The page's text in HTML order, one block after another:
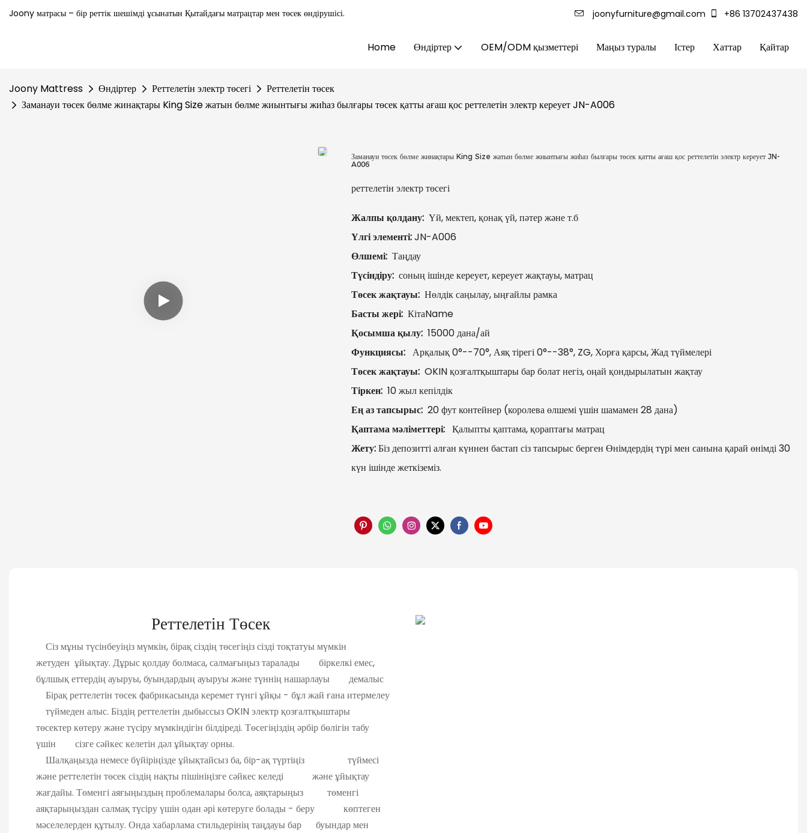
Joony матрасы – бір реттік шешімді ұсынатын Қытайдағы матрацтар мен төсек өндірушісі. joonyfurniture@gmail.com +86 13702437438
Home Өндіртер OEM/ODM қызметтері Маңыз туралы Істер Хаттар Қайтар
Joony Mattress Өндіртер Реттелетін электр төсегі
Реттелетін төсек
Заманауи төсек бөлме жинақтары King Size жатын бөлме жиынтығы жиһаз былғары төсек қатты ағаш қос реттелетін электр кереует JN-A006
Заманауи төсек бөлме жинақтары King Size жатын бөлме жиынтығы жиһаз былғары төсек қатты ағаш қос реттелетін электр кереует JN-
A006
реттелетін электр төсегі
Жалпы қолдану: Үй, мектеп, қонақ үй, пәтер және т.б
Үлгі элементі:JN-A006
Өлшемі: Таңдау
Түсіндіру: соның ішінде кереует, кереует жақтауы, матрац
Төсек жақтауы: Нөлдік саңылау, ыңғайлы рамка
Басты жері: КітаName
Қосымша қылу: 15000 дана/ай
Функциясы: Арқалық 0°--70°, Аяқ тірегі 0°--38°, ZG, Хорға қарсы, Жад түймелері
Төсек жақтауы: OKIN қозғалтқыштары бар болат негіз, оңай қондырылатын жақтау
Тіркен: 10 жыл кепілдік
Ең аз тапсырыс: 20 фут контейнер (королева өлшемі үшін шамамен 28 дана)
Қаптама мәліметтері: Қалыпты қаптама, қораптағы матрац
Жету:Біз депозитті алған күннен бастап сіз тапсырыс берген Өнімдердің түрі мен санына қарай өнімді 30
күн ішінде жеткіземіз.
Реттелетін Төсек
Сіз мұны түсінбеуіңіз мүмкін, бірақ сіздің төсегіңіз сізді тоқтатуы мүмкін
жетуден ұйықтау. Дұрыс қолдау болмаса, салмағыңыз таралады біркелкі емес,
бұлшық еттердің ауыруы, буындардың ауыруы және түннің нашарлауы демалыс
Бірақ реттелетін төсек фабрикасында керемет түнгі ұйқы - бұл жай ғана итермелеу
түймеден алыс. Біздің реттелетін дыбыссыз OKIN электр қозғалтқыштары
төсектер көтеру және түсіру мүмкіндігін білдіреді. Төсегіңіздің әрбір бөлігін табу
үшін сізге сәйкес келетін дәл ұйықтау орны.
Шалқаңызда немесе бүйіріңізде ұйықтайсыз ба, бір-ақ түртіңіз түймесі
және реттелетін төсек сіздің нақты пішініңізге сәйкес келеді және ұйықтау
жағдайы. Төменгі аяғыңыздың проблемалары болса, аяқтарыңыз төменгі
аяқтарыңыздан салмақ түсіру үшін одан әрі көтеруге болады - беру көптеген
мәселелерден құтылу. Онда хабарлама стильдерінің таңдауы бар буындар мен